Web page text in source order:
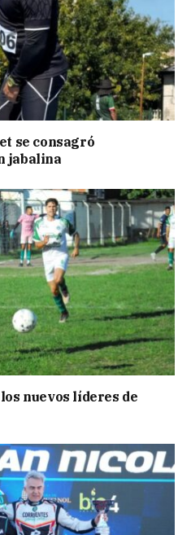
se consagró
jabalina
nuevos líderes de